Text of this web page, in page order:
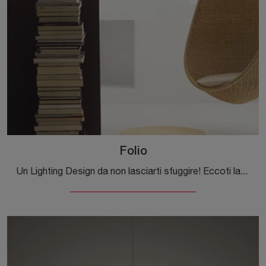
Folio
Un Lighting Design da non lasciarti sfuggire! Eccoti la lampada da parete Folio di Foscarini.